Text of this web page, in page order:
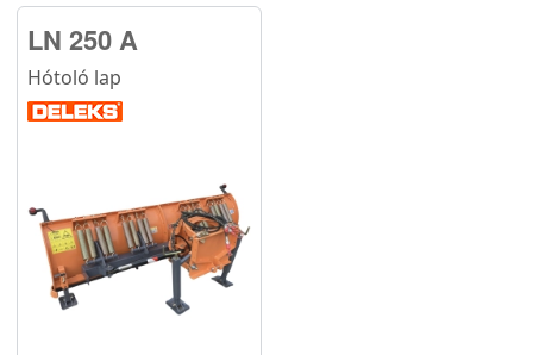
LN 250 A
Hótoló lap